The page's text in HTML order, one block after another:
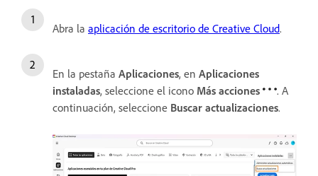
Abra la aplicación de escritorio de Creative Cloud.
En la pestaña Aplicaciones, en Aplicaciones
instaladas, seleccione el icono Más acciones
. A
continuación, seleccione Buscar actualizaciones.